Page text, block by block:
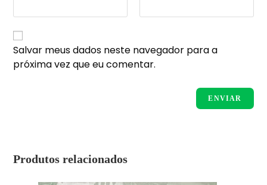
Salvar meus dados neste navegador para a
próxima vez que eu comentar.
Produtos relacionados